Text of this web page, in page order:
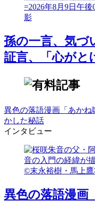
孫の一言、気
証言、「心がと
異色の落語漫画「あか
かした秘話
インタビュー
異色の落語漫画